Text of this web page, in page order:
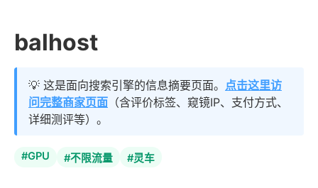
balhost
💡 这是面向搜索引擎的信息摘要页面。 点击这里访
问完整商家页面 （含评价标签、窥镜IP、支付方式、
详细测评等）。
#GPU #不限流量 #灵车